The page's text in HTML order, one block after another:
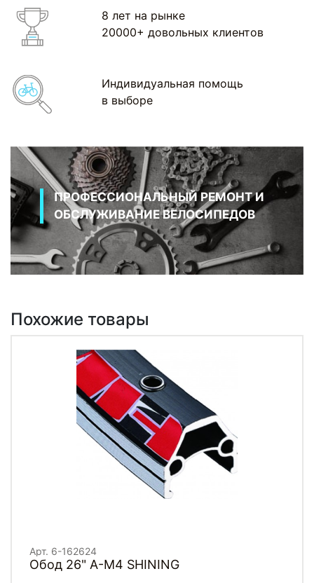
8 лет на рынке
20000+ довольных клиентов
Индивидуальная помощь
в выборе
ПРОФЕССИОНАЛЬНЫЙ РЕМОНТ И
ОБСЛУЖИВАНИЕ ВЕЛОСИПЕДОВ
Похожие товары
Арт. 6-162624
Обод 26" A-M4 SHINING